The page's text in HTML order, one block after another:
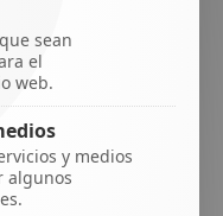
sean
el
web.
y medios
algunos